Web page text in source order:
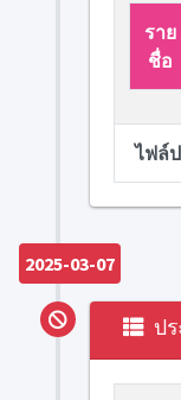
ราย
ชื่อ
ไฟล์
2025-03-07
ป